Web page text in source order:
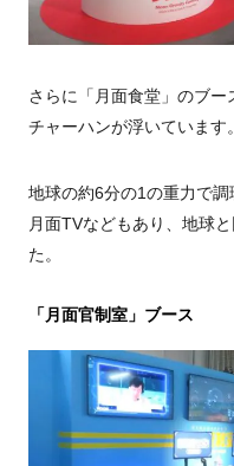
さらに「月面食堂」のブ
チャーハンが浮いています。
地球の約6分の1の重力で調
月面TVなどもあり、地球
た。
「月面官制室」ブース